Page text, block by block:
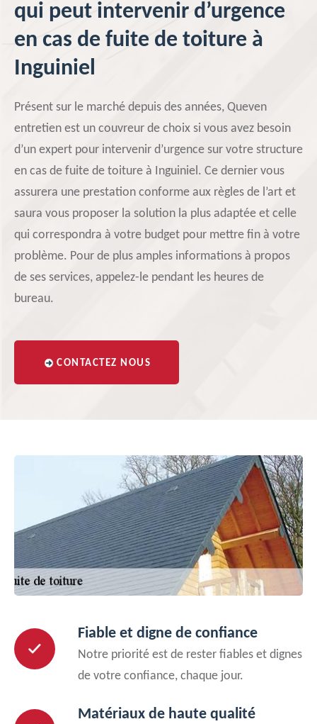
qui peut intervenir d’urgence
en cas de fuite de toiture à
Inguiniel
Présent sur le marché depuis des années, Queven
entretien est un couvreur de choix si vous avez besoin
d’un expert pour intervenir d’urgence sur votre structure
en cas de fuite de toiture à Inguiniel. Ce dernier vous
assurera une prestation conforme aux règles de l’art et
saura vous proposer la solution la plus adaptée et celle
qui correspondra à votre budget pour mettre fin à votre
problème. Pour de plus amples informations à propos
de ses services, appelez-le pendant les heures de
bureau.
CONTACTEZ NOUS
Fiable et digne de confiance
Notre priorité est de rester fiables et dignes
de votre confiance, chaque jour.
Matériaux de haute qualité